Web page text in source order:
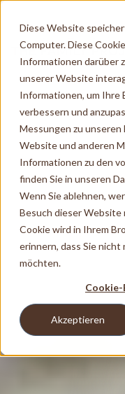
Diese Website
Computer. Diese
Informationen darüber
unserer Website
Informationen, um Ihre
verbessern und
Messungen zu
Website und anderen
Informationen zu den
finden Sie in unseren
Wenn Sie ablehnen,
Besuch dieser Website
Cookie wird in Ihrem
erinnern, dass Sie
möchten.
Cookie-
Akzeptieren